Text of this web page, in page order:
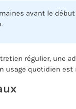
avant le
régulier, une
usage quotidien est